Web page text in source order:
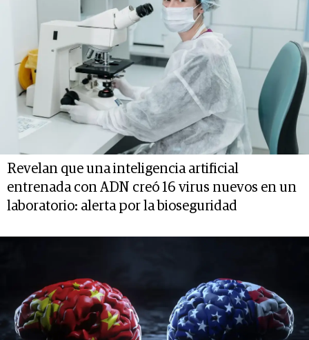
Revelan que una inteligencia artificial
entrenada con ADN creó 16 virus nuevos en un
laboratorio: alerta por la bioseguridad